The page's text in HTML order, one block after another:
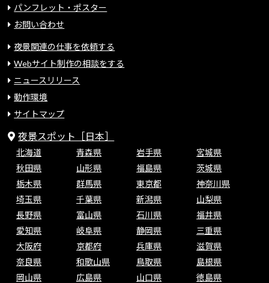
パンフレット・ポスター
お問い合わせ
夜景関連の仕事を依頼する
Webサイト制作の相談をする
ニュースリリース
動作環境
サイトマップ
夜景スポット［日本］
北海道 青森県 岩手県
宮城県
秋田県
山形県 福島県
茨城県
栃木県
群馬県 東京都
神奈川県
埼玉県
千葉県 新潟県
山梨県
長野県
富山県 石川県
福井県
愛知県
岐阜県 静岡県
三重県
大阪府
京都府 兵庫県
滋賀県
奈良県
和歌山県 鳥取県
島根県
岡山県
広島県 山口県
徳島県